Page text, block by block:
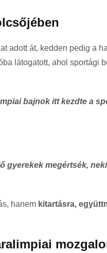
adott át, kedden pedig a
látogatott, ahol sportági
bajnok itt kezdte a
gyerekek megértsék,
hanem kitartásra,